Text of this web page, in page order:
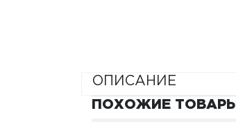
ОПИСАНИЕ
ПОХОЖИЕ ТОВАРЫ